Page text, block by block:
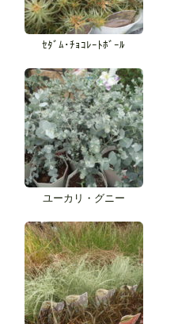
ｾﾀﾞﾑ･ﾁｮｺﾚｰﾄﾎﾞｰﾙ
ユーカリ・グニー